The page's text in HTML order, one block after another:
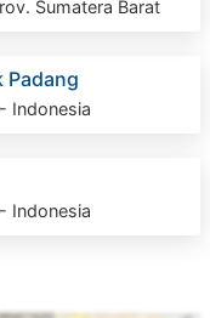
Sumatera Barat
Padang
Indonesia
Indonesia